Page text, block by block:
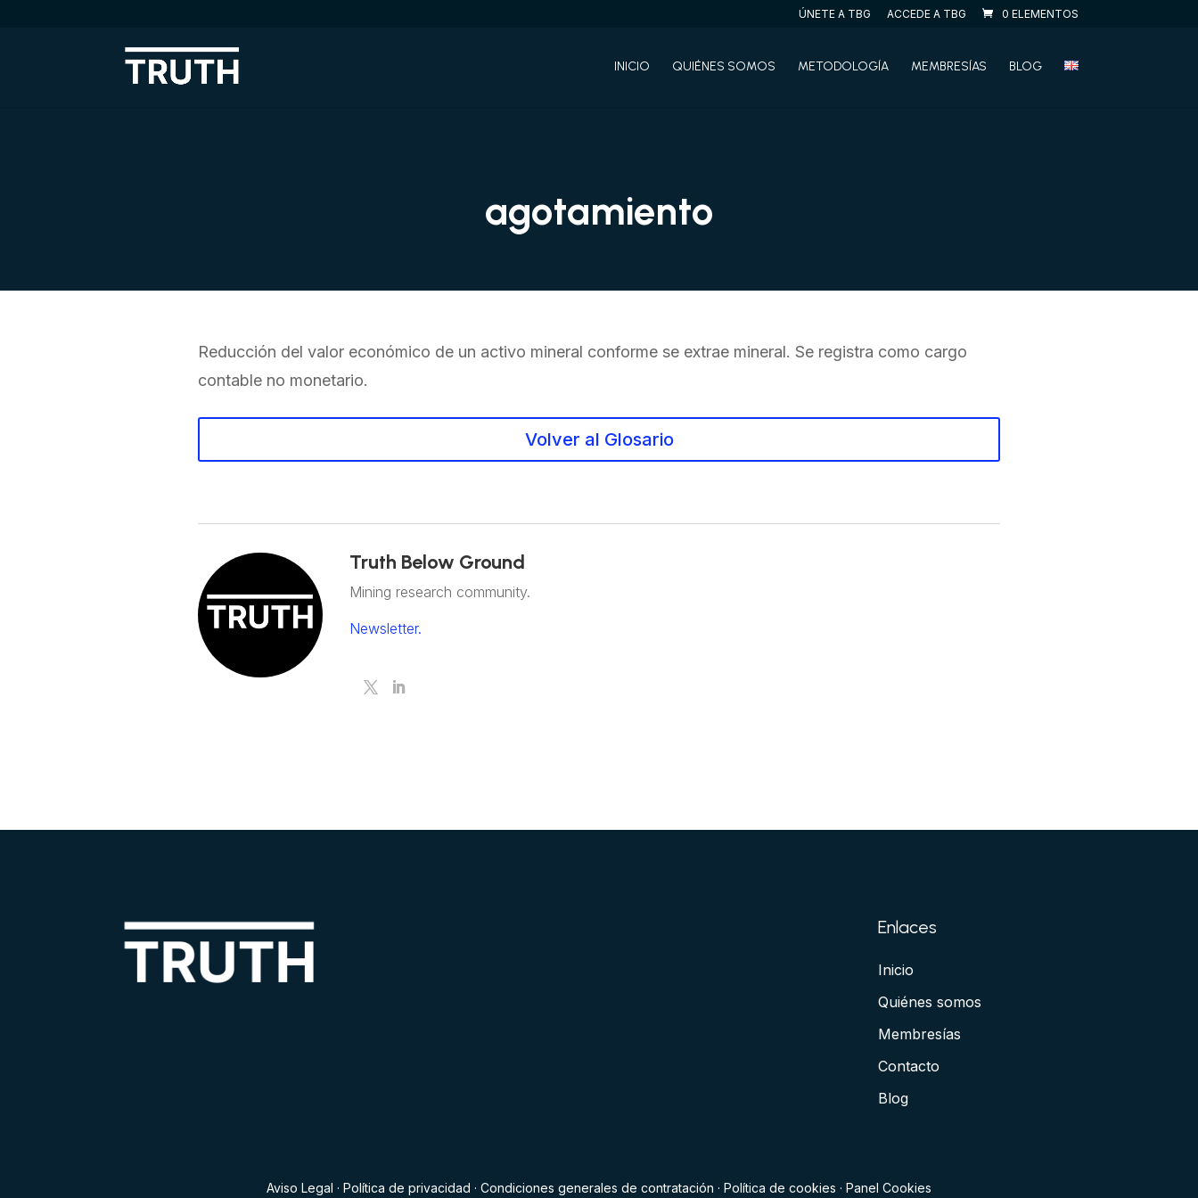
ÚNETE A TBG ACCEDE A TBG 0 ELEMENTOS
INICIO QUIÉNES SOMOS METODOLOGÍA MEMBRESÍAS BLOG
agotamiento
Reducción del valor económico de un activo mineral conforme se extrae mineral. Se registra como cargo
contable no monetario.
Volver al Glosario
Truth Below Ground
Mining research community.
Newsletter.
Enlaces
Inicio
Quiénes somos
Membresías
Contacto
Blog
Aviso Legal · Política de privacidad · Condiciones generales de contratación · Política de cookies · Panel Cookies